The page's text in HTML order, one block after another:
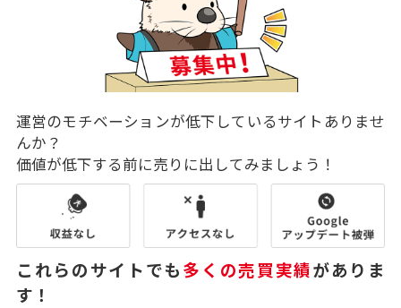
運営のモチベーションが低下しているサイトありませ
んか？
価値が低下する前に売りに出してみましょう！
これらのサイトでも多くの売買実績がありま
す！